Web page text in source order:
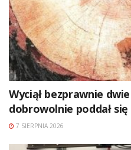
Wyciął bezprawnie
dobrowolnie poddał
7 SIERPNIA 2026